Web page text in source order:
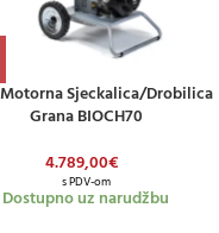
Sjeckalica/drobilica
Grana BIOCH70
4.789,00€
s PDV-om
Dostupno uz narudžbu